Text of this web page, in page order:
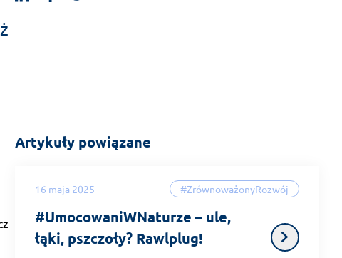
Artykuły powiązane
16 maja 2025 #ZrównoważonyRozwój
#UmocowaniWNaturze – ule,
łąki, pszczoły? Rawlplug!